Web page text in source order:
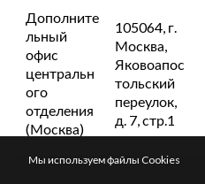
Дополните
льный
офис
центральн
ого
отделения
(Москва)
105064, г.
Москва,
Яковоапос
тольский
переулок,
д. 7, стр.1
Мы используем файлы Cookies